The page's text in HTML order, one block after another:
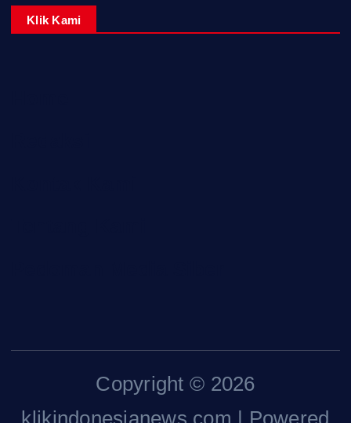
Klik Kami
Copyright © 2026
klikindonesianews.com | Powered